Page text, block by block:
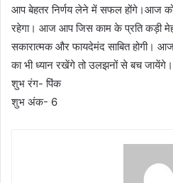
आप बेहतर निर्णय लेने में सफल होंगे।आज
रहेगा। आज आप जिस काम के प्रति कड़ी
सकारात्मक और फायदेमंद साबित होगी।
का भी ध्यान रखेंगे तो उलझनों से बच जायेंगे।
शुभ रंग- पिंक
शुभ अंक- 6